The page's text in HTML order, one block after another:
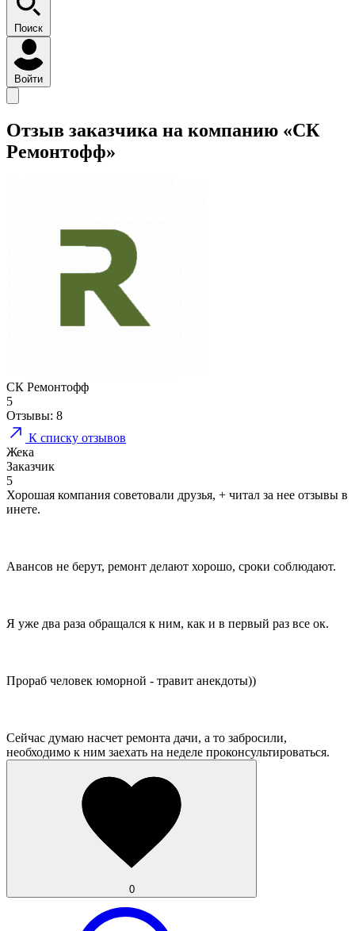
Поиск
Войти
Отзыв заказчика на компанию «СК
Ремонтофф»
СК Ремонтофф
5
Отзывы: 8
К списку отзывов
Жека
Заказчик
5
Хорошая компания советовали друзья, + читал за нее отзывы в
инете.
Авансов не берут, ремонт делают хорошо, сроки соблюдают.
Я уже два раза обращался к ним, как и в первый раз все ок.
Прораб человек юморной - травит анекдоты))
Сейчас думаю насчет ремонта дачи, а то забросили,
необходимо к ним заехать на неделе проконсультироваться.
0